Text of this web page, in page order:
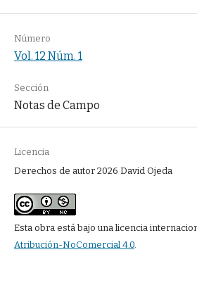
Número
Vol. 12 Núm. 1
Sección
Notas de Campo
Licencia
Derechos de autor 2026 David Ojeda
Esta obra está bajo una licencia
Atribución-NoComercial 4.0.